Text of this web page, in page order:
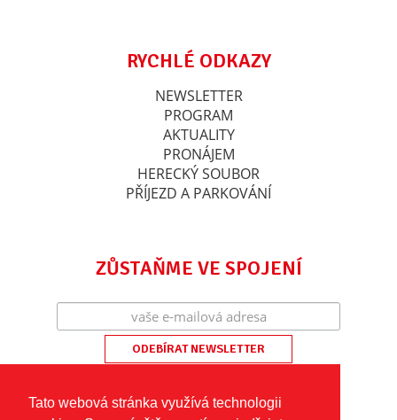
Tato webová stránka využívá technologii
RYCHLÉ ODKAZY
NEWSLETTER
PROGRAM
AKTUALITY
PRONÁJEM
HERECKÝ SOUBOR
PŘÍJEZD A PARKOVÁNÍ
ZŮSTAŇME VE SPOJENÍ